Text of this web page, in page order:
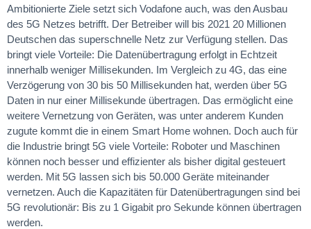
Ambitionierte Ziele setzt sich Vodafone auch, was den Ausbau
des 5G Netzes betrifft. Der Betreiber will bis 2021 20 Millionen
Deutschen das superschnelle Netz zur Verfügung stellen. Das
bringt viele Vorteile: Die Datenübertragung erfolgt in Echtzeit
innerhalb weniger Millisekunden. Im Vergleich zu 4G, das eine
Verzögerung von 30 bis 50 Millisekunden hat, werden über 5G
Daten in nur einer Millisekunde übertragen. Das ermöglicht eine
weitere Vernetzung von Geräten, was unter anderem Kunden
zugute kommt die in einem Smart Home wohnen. Doch auch für
die Industrie bringt 5G viele Vorteile: Roboter und Maschinen
können noch besser und effizienter als bisher digital gesteuert
werden. Mit 5G lassen sich bis 50.000 Geräte miteinander
vernetzen. Auch die Kapazitäten für Datenübertragungen sind bei
5G revolutionär: Bis zu 1 Gigabit pro Sekunde können übertragen
werden.